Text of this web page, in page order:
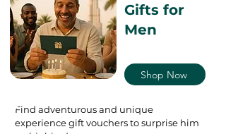
Gifts for
Men
Shop Now
Find adventurous and unique
experience gift vouchers to surprise him